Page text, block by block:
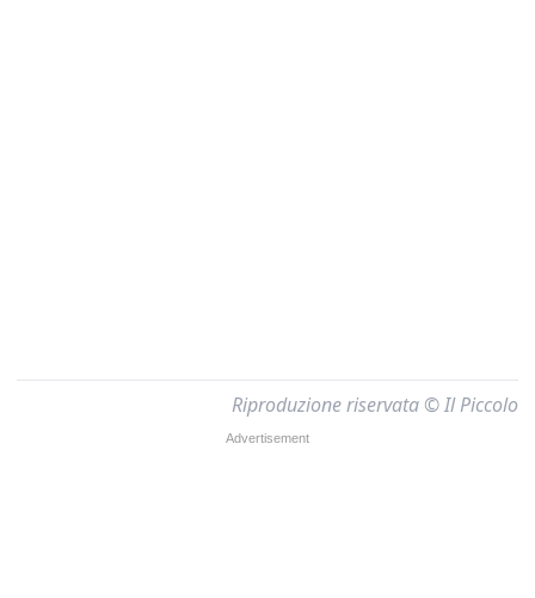
Riproduzione riservata © Il Piccolo